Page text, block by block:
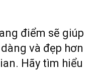
điểm sẽ giúp
và đẹp hơn
Hãy tìm hiểu